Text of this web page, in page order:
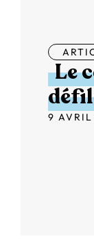
Le
9